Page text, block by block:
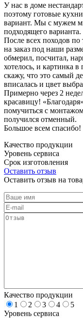
У нас в доме
поэтому готовые
вариант. Мы с мужем
подходящего варианта.
После всех походов
на заказ под наши
обмерил, посчитал,
хотелось, и картинка
скажу, что это самый
вписалась и цвет
Примерно через 2
красавицу!
помучиться с
получился отменный.
Большое всем
Качество продукции
Уровень сервиса
Срок изготовления
Оставить отзыв
Оставить отзыв на
Качество продукции
1
2 3 4
5
Уровень сервиса